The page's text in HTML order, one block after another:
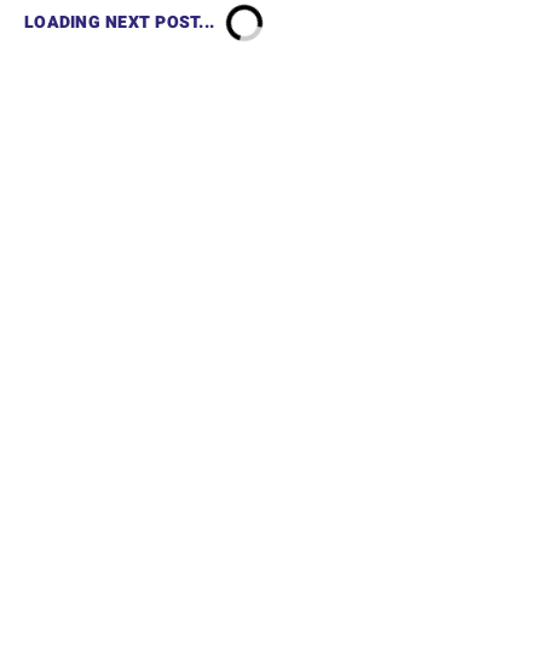
LOADING NEXT POST...